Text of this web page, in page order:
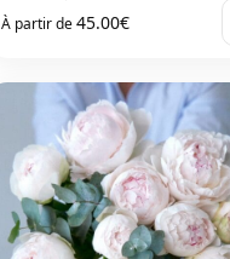
À partir de45.00€